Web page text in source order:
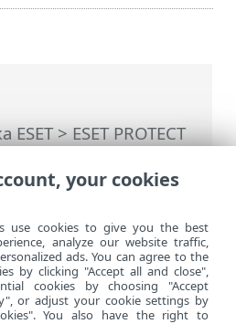
ESET>ESET PROTECT
> Защита агента
your cookies
use cookies to give you the best
analyze our website traffic,
ads. You can agree to the
by clicking "Accept all and close",
cookies by choosing "Accept
or adjust your cookie settings by
You also have the right to